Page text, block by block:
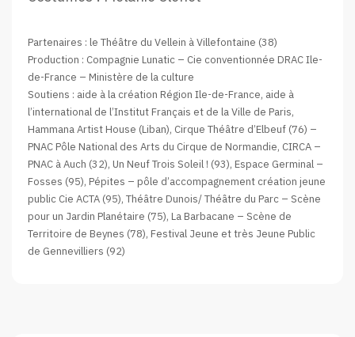
Partenaires : le Théâtre du Vellein à Villefontaine (38)
Production : Compagnie Lunatic – Cie conventionnée DRAC Ile-
de-France – Ministère de la culture
Soutiens : aide à la création Région Ile-de-France, aide à
l’international de l’Institut Français et de la Ville de Paris,
Hammana Artist House (Liban), Cirque Théâtre d’Elbeuf (76) –
PNAC Pôle National des Arts du Cirque de Normandie, CIRCA –
PNAC à Auch (32), Un Neuf Trois Soleil ! (93), Espace Germinal –
Fosses (95), Pépites – pôle d’accompagnement création jeune
public Cie ACTA (95), Théâtre Dunois/ Théâtre du Parc – Scène
pour un Jardin Planétaire (75), La Barbacane – Scène de
Territoire de Beynes (78), Festival Jeune et très Jeune Public
de Gennevilliers (92)